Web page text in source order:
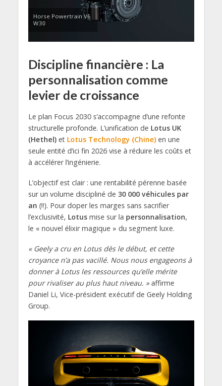
Horse Powertrain V6
W30
Discipline financière : La
personnalisation comme
levier de croissance
Le plan Focus 2030 s’accompagne d’une refonte
structurelle profonde. L’unification de Lotus UK
(Hethel)et Lotus Technology (Chine)en une
seule entité d’ici fin 2026 vise à réduire les coûts et
à accélérer l’ingénierie.
L’objectif est clair : une rentabilité pérenne basée
sur un volume discipliné de 30 000 véhicules par
an (!!). Pour doper les marges sans sacrifier
l’exclusivité, Lotusmise sur la personnalisation,
le « nouvel élixir magique » du segment luxe.
« Geely a cru en Lotus dès le début, et cette
croyance n’a pas vacillé. Nous nous engageons à
donner à Lotus les ressources qu’elle mérite
pour rivaliser au plus haut niveau. »affirme
Daniel Li, Vice-président exécutif de Geely Holding
Group.